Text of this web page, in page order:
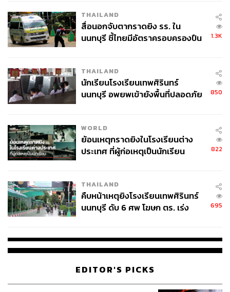
THAILAND
สื่อนอกจับตากราดยิง รร. ใน
นนทบุรี ชี้ไทยมีอัตราครอบครองปืน
1.3K
THAILAND
นักเรียนโรงเรียนเทพศิรินทร์
นนทบุรี อพยพเข้ายังพื้นที่ปลอดภัย
850
WORLD
ย้อนเหตุกราดยิงในโรงเรียนต่าง
ประเทศ ที่ผู้ก่อเหตุเป็นนักเรียน
822
THAILAND
คืบหน้าเหตุยิงโรงเรียนเทพศิรินทร์
นนทบุรี ดับ 6 ศพ โฆษก ตร. เร่ง
695
EDITOR'S PICKS